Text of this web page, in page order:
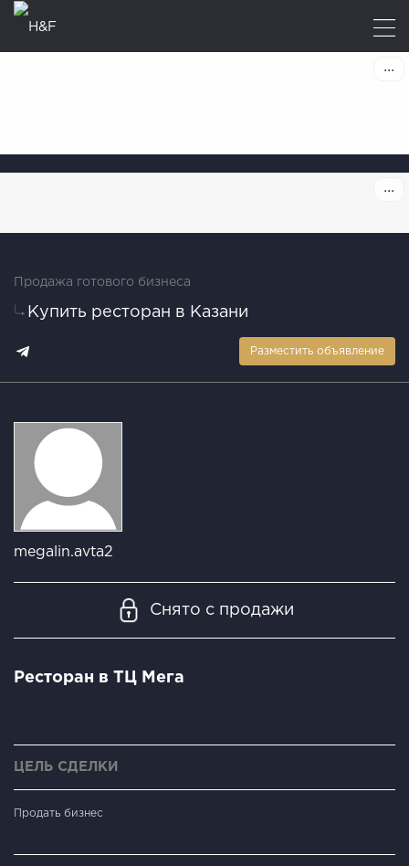
Продажа готового бизнеса
Купить ресторан в Казани
Разместить объявление
megalin.avta2
Снято с продажи
Ресторан в ТЦ Мега
ЦЕЛЬ СДЕЛКИ
Продать бизнес